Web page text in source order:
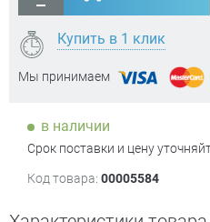
Купить в 1 клик
Мы принимаем
в наличии
Срок поставки и цену
Код товара: 00005584